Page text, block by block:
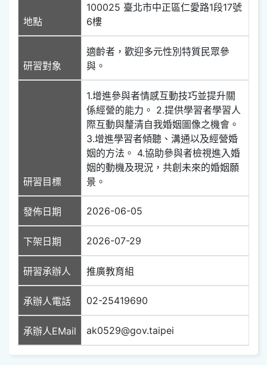
地點
100025 臺北市中正區仁愛路1段17號
6樓
研習對象
適齡者，歡迎多元性別特質民眾參
與。
研習目標
1.增進參與者情感互動技巧並提升關
係經營的能力。 2.提供學習者學習人
際互動與釐清自我婚姻圖像之機會。
3.增進學習者傾聽、溝通以及經營婚
姻的方法。 4.協助參與者檢視進入婚
姻的動機及現況，共創未來的婚姻願
景。
發佈日期 2026-06-05
下架日期 2026-07-29
研習承辦人 推廣教育組
承辦人電話 02-25419690
承辦人EMail ak0529@gov.taipei